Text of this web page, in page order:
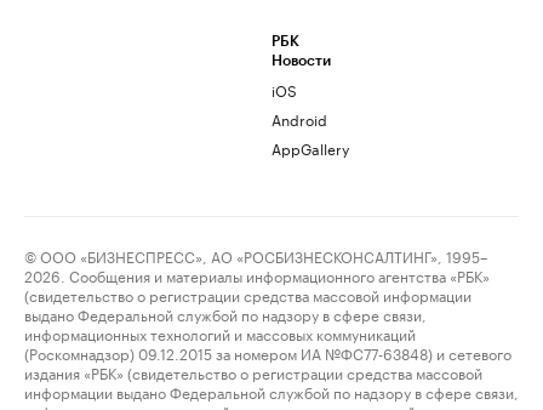
РБК
Новости
iOS
Android
AppGallery
© ООО «БИЗНЕСПРЕСС», АО «РОСБИЗНЕСКОНСАЛТИНГ», 1995–
2026. Сообщения и материалы информационного агентства «РБК»
(свидетельство о регистрации средства массовой информации
выдано Федеральной службой по надзору в сфере связи,
информационных технологий и массовых коммуникаций
(Роскомнадзор) 09.12.2015 за номером ИА №ФС77-63848) и сетевого
издания «РБК» (свидетельство о регистрации средства массовой
информации выдано Федеральной службой по надзору в сфере связи,